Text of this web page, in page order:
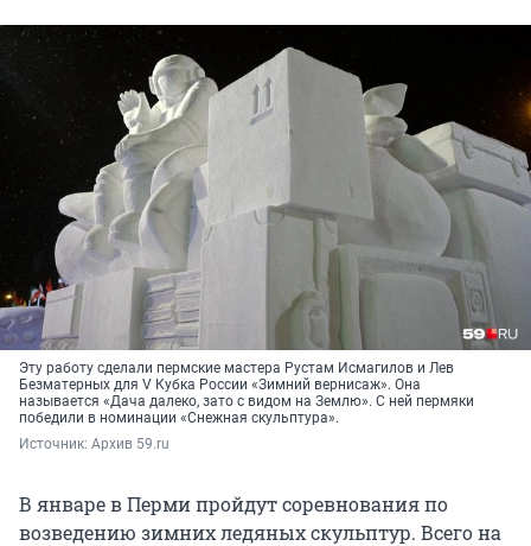
Эту работу сделали пермские мастера Рустам Исмагилов и Лев
Безматерных для V Кубка России «Зимний вернисаж». Она
называется «Дача далеко, зато с видом на Землю». С ней пермяки
победили в номинации «Снежная скульптура».
Источник: Архив 59.ru
В январе в Перми пройдут соревнования по
возведению зимних ледяных скульптур. Всего на